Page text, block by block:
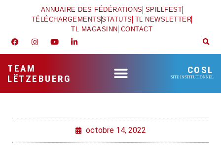
ANNUAIRE DES FÉDÉRATIONS SPILLFEST
TÉLÉCHARGEMENTSSTATUTS TL NEWSLETTER
TL MAGASINN CONTACT
TEAM
LËTZEBUERG
COSL
SITE INSTITUTIONNEL
octobre 14, 2022